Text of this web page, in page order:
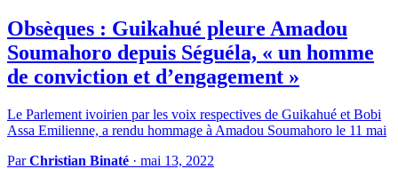
Obsèques : Guikahué pleure Amadou
Soumahoro depuis Séguéla, « un homme
de conviction et d’engagement »
Le Parlement ivoirien par les voix respectives de Guikahué et Bobi
Assa Emilienne, a rendu hommage à Amadou Soumahoro le 11 mai
ParChristian Binaté · mai 13, 2022